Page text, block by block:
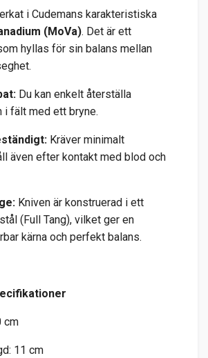
i Cudemans karakteristiska
(MoVa). Det är ett
hyllas för sin balans mellan
Du kan enkelt återställa
i fält med ett bryne.
Kräver minimalt
även efter kontakt med blod och
Kniven är konstruerad i ett
(Full Tang), vilket ger en
kärna och perfekt balans.
cm
11 cm